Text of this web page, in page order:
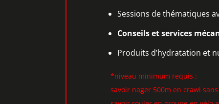
Sessions de thématiques
Conseils et services
Produits d’hydratation et
*niveau minimum requis :
savoir nager 500m en crawl